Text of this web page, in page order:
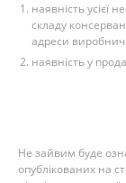
наявність усієї
складу
адреси
наявність у
Не зайвим буде
опублікованих на